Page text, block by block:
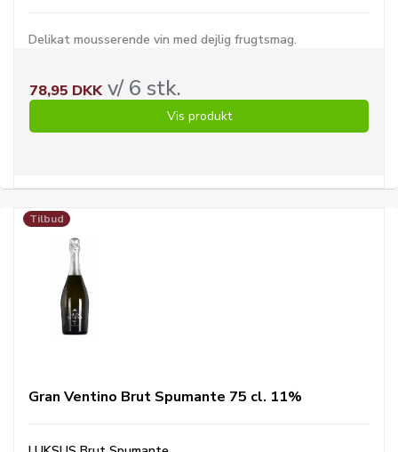
Delikat mousserende vin med dejlig frugtsmag.
78,95 DKKv/ 6 stk.
Vis produkt
Tilbud
Gran Ventino Brut Spumante 75 cl. 11%